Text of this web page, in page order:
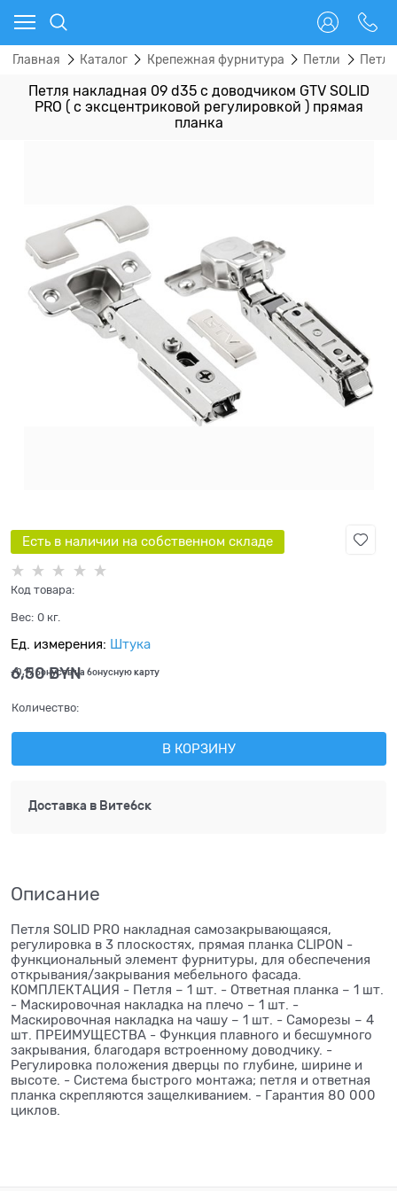
Главная Каталог Крепежная фурнитура Петли
Петля накладная 09 d35 с доводчиком GTV SOLID
PRO ( с эксцентриковой регулировкой ) прямая
планка
Есть в наличии на собственном складе
Код товара:
Вес: 0 кг.
Ед. измерения: Штука
6,50 BYN
+0,19 бонусов на бонусную карту
Количество:
В КОРЗИНУ
Доставка в Витебск
Описание
Петля SOLID PRO накладная самозакрывающаяся,
регулировка в 3 плоскостях, прямая планка CLIPON -
функциональный элемент фурнитуры, для обеспечения
открывания/закрывания мебельного фасада.
КОМПЛЕКТАЦИЯ - Петля – 1 шт. - Ответная планка – 1 шт.
- Маскировочная накладка на плечо – 1 шт. -
Маскировочная накладка на чашу – 1 шт. - Саморезы – 4
шт. ПРЕИМУЩЕСТВА - Функция плавного и бесшумного
закрывания, благодаря встроенному доводчику. -
Регулировка положения дверцы по глубине, ширине и
высоте. - Система быстрого монтажа; петля и ответная
планка скрепляются защелкиванием. - Гарантия 80 000
циклов.